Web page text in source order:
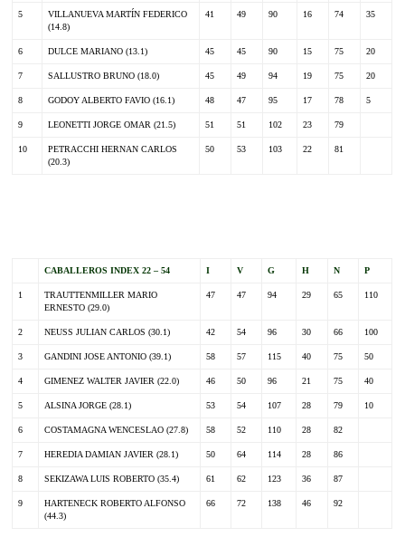
5
VILLANUEVA MARTÍN FEDERICO
(14.8)
41 49 90 16 74 35
6 DULCE MARIANO (13.1) 45 45 90 15 75 20
7 SALLUSTRO BRUNO (18.0) 45 49 94 19 75 20
8 GODOY ALBERTO FAVIO (16.1) 48 47 95 17 78 5
9 LEONETTI JORGE OMAR (21.5) 51 51 102 23 79
10
PETRACCHI HERNAN CARLOS
(20.3)
50 53 103 22 81
CABALLEROS INDEX 22 – 54 I V G H N P
1
TRAUTTENMILLER MARIO
ERNESTO (29.0)
47 47 94 29 65 110
2 NEUSS JULIAN CARLOS (30.1) 42 54 96 30 66 100
3 GANDINI JOSE ANTONIO (39.1) 58 57 115 40 75 50
4 GIMENEZ WALTER JAVIER (22.0) 46 50 96 21 75 40
5 ALSINA JORGE (28.1) 53 54 107 28 79 10
6 COSTAMAGNA WENCESLAO (27.8) 58 52 110 28 82
7 HEREDIA DAMIAN JAVIER (28.1) 50 64 114 28 86
8 SEKIZAWA LUIS ROBERTO (35.4) 61 62 123 36 87
9
HARTENECK ROBERTO ALFONSO
(44.3)
66 72 138 46 92